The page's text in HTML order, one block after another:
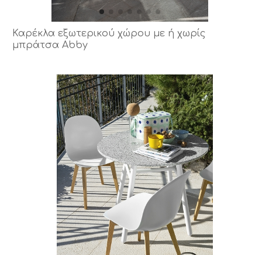
Καρέκλα εξωτερικού χώρου με ή χωρίς
μπράτσα Abby